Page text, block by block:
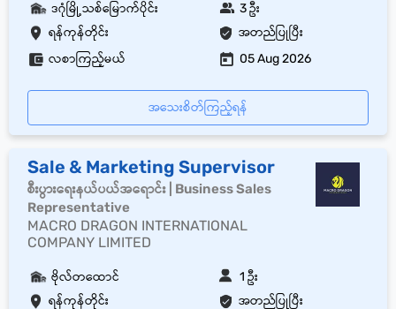
ရန်ကုန်တိုင်း အတည်ပြုပြီး
ဒဂုံမြို့သစ်မြောက်ပိုင်း 3 ဦး
လစာကြည့်မယ် 05 Aug 2026
အသေးစိတ်ကြည့်ရန်
Sale & Marketing Supervisor
စီးပွားရေးနယ်ပယ်အရောင်း | Business Sales
Representative
MACRO DRAGON INTERNATIONAL
COMPANY LIMITED
ရန်ကုန်တိုင်း အတည်ပြုပြီး
ဗိုလ်တထောင် 1 ဦး